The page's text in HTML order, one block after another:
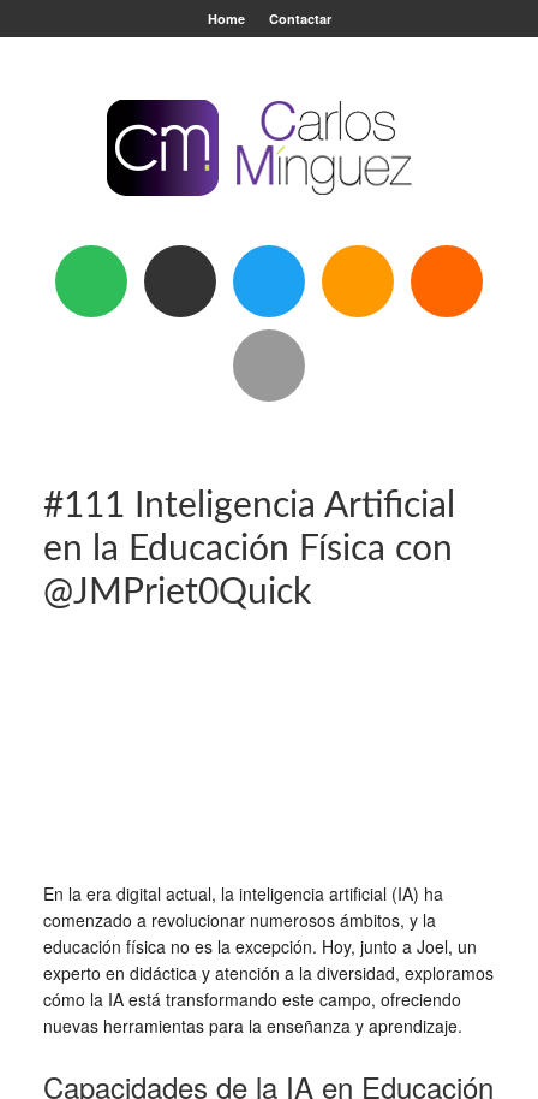
Home Contactar
#111 Inteligencia Artificial
en la Educación Física con
@JMPriet0Quick
En la era digital actual, la inteligencia artificial (IA) ha
comenzado a revolucionar numerosos ámbitos, y la
educación física no es la excepción. Hoy, junto a Joel, un
experto en didáctica y atención a la diversidad, exploramos
cómo la IA está transformando este campo, ofreciendo
nuevas herramientas para la enseñanza y aprendizaje.
Capacidades de la IA en Educación